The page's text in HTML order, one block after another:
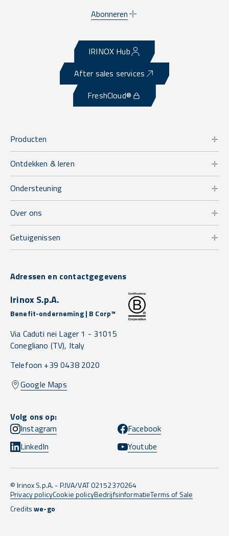
Abonneren
IRINOX Hub
After sales services
FreshCloud®
Producten
Ontdekken & leren
Ondersteuning
Over ons
Getuigenissen
Adressen en contactgegevens
Irinox S.p.A.
Benefit-onderneming | B Corp™
Via Caduti nei Lager 1 - 31015
Conegliano (TV), Italy
Telefoon +39 0438 2020
Google Maps
Volg ons op:
Instagram
Facebook
LinkedIn
Youtube
© Irinox S.p.A. - P.IVA/VAT 02152370264
Privacy policyCookie policyBedrijfsinformatieTerms of Sale
Creditswe-go